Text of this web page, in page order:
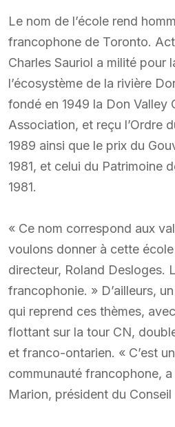
Le nom de l’école rend
francophone de Toronto.
Charles Sauriol a milité pour
l’écosystème de la rivière
fondé en 1949 la Don Valley
Association, et reçu l’Ordre
1989 ainsi que le prix du
1981, et celui du Patrimoine
1981.
« Ce nom correspond aux
voulons donner à cette
directeur, Roland Desloges.
francophonie. » D’ailleurs,
qui reprend ces thèmes,
flottant sur la tour CN,
et franco-ontarien. « C’est
communauté francophone,
Marion, président du Conseil